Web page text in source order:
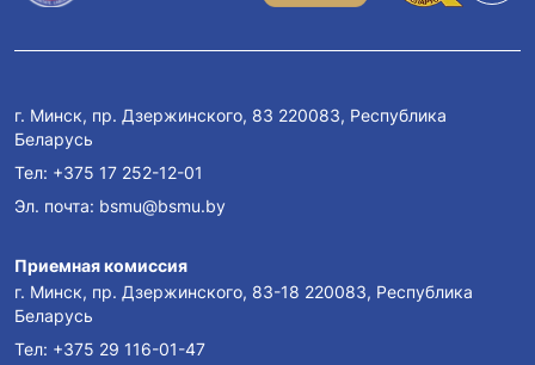
г. Минск, пр. Дзержинского, 83 220083, Республика
Беларусь
Тел: +375 17 252-12-01
Эл. почта: bsmu@bsmu.by
Приемная комиссия
г. Минск, пр. Дзержинского, 83-18 220083, Республика
Беларусь
Тел: +375 29 116-01-47